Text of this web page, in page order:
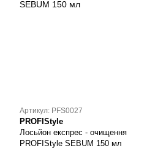
Артикул: PFS0027
PROFIStyle
Лосьйон експрес - очищення
PROFIStyle SEBUM 150 мл